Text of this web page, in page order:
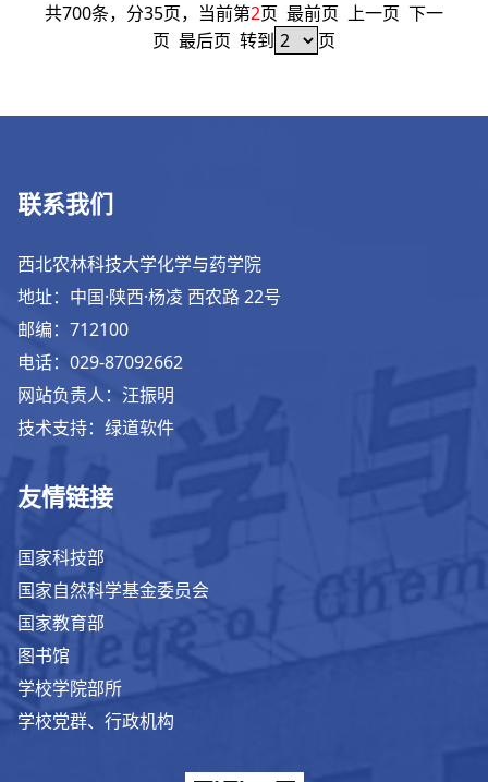
共700条，分35页，当前第2页 最前页 上一页 下一
页 最后页 转到 页
联系我们
西北农林科技大学化学与药学院
地址：中国·陕西·杨凌 西农路 22号
邮编：712100
电话：029-87092662
网站负责人：汪振明
技术支持：绿道软件
友情链接
国家科技部
国家自然科学基金委员会
国家教育部
图书馆
学校学院部所
学校党群、行政机构